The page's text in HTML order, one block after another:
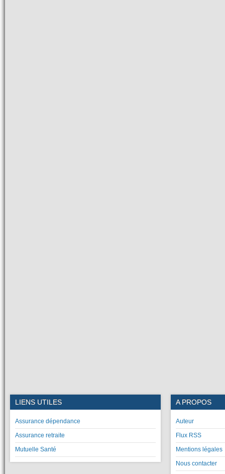
LIENS UTILES
Assurance dépendance
Assurance retraite
Mutuelle Santé
A PROPOS
Auteur
Flux RSS
Mentions légales
Nous contacter